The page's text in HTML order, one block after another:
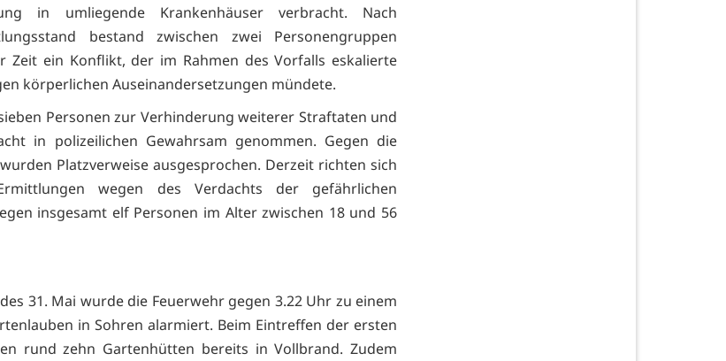
in umliegende Krankenhäuser verbracht. Nach
bestand zwischen zwei Personengruppen
Zeit ein Konflikt, der im Rahmen des Vorfalls eskalierte
körperlichen Auseinandersetzungen mündete.
Personen zur Verhinderung weiterer Straftaten und
in polizeilichen Gewahrsam genommen. Gegen die
Platzverweise ausgesprochen. Derzeit richten sich
wegen des Verdachts der gefährlichen
insgesamt elf Personen im Alter zwischen 18 und 56
31. Mai wurde die Feuerwehr gegen 3.22 Uhr zu einem
in Sohren alarmiert. Beim Eintreffen der ersten
rund zehn Gartenhütten bereits in Vollbrand. Zudem